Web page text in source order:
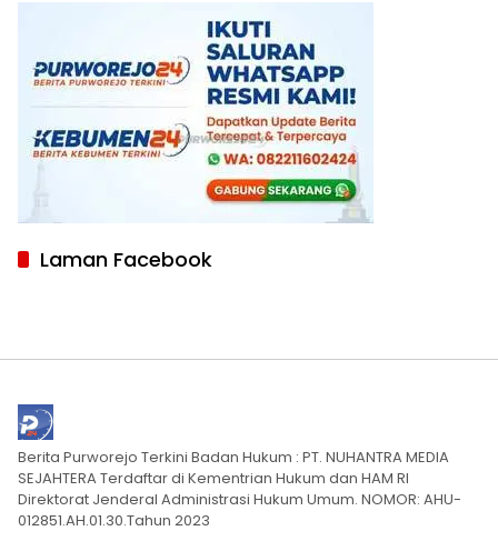
Laman Facebook
Berita Purworejo Terkini Badan Hukum : PT. NUHANTRA MEDIA
SEJAHTERA Terdaftar di Kementrian Hukum dan HAM RI
Direktorat Jenderal Administrasi Hukum Umum. NOMOR: AHU-
012851.AH.01.30.Tahun 2023